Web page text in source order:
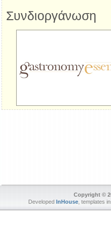
Συνδιοργάνωση
Copyright ©
Developed InHouse, templates